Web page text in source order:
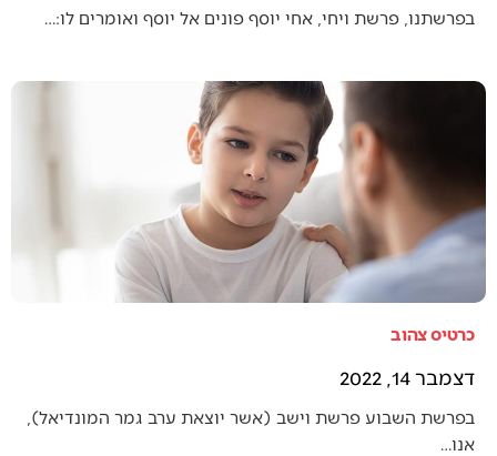
בפרשתנו, פרשת ויחי, אחי יוסף פונים אל יוסף ואומרים לו:…
כרטיס צהוב
דצמבר 14, 2022
בפרשת השבוע פרשת וישב (אשר יוצאת ערב גמר המונדיאל),
אנו…